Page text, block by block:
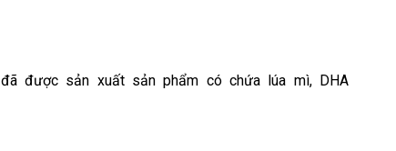
được sản xuất sản phẩm có chứa lúa mì, DHA